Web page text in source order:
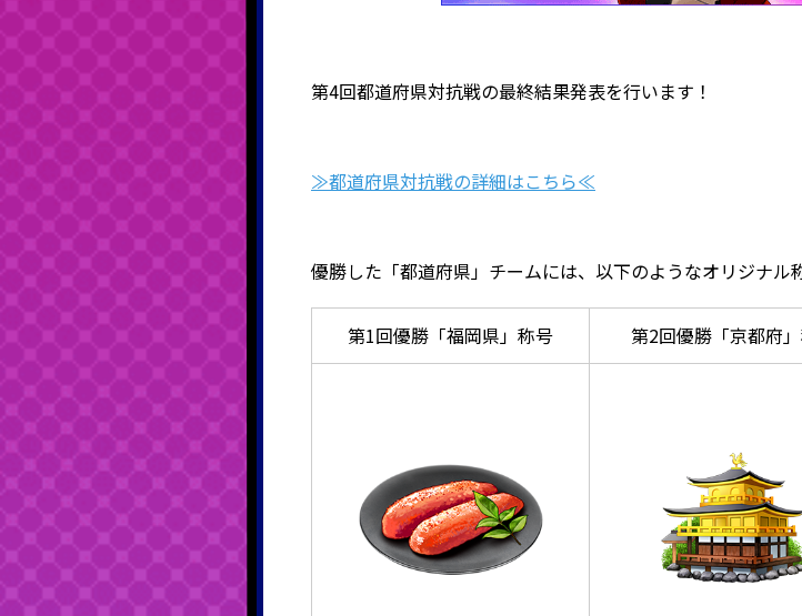
第4回都道府県対抗戦の最終結果発表を行います！
≫都道府県対抗戦の詳細はこちら≪
優勝した「都道府県」チームには、以下のようなオリジナル
第1回優勝「福岡県」称号 第2回優勝「京都府